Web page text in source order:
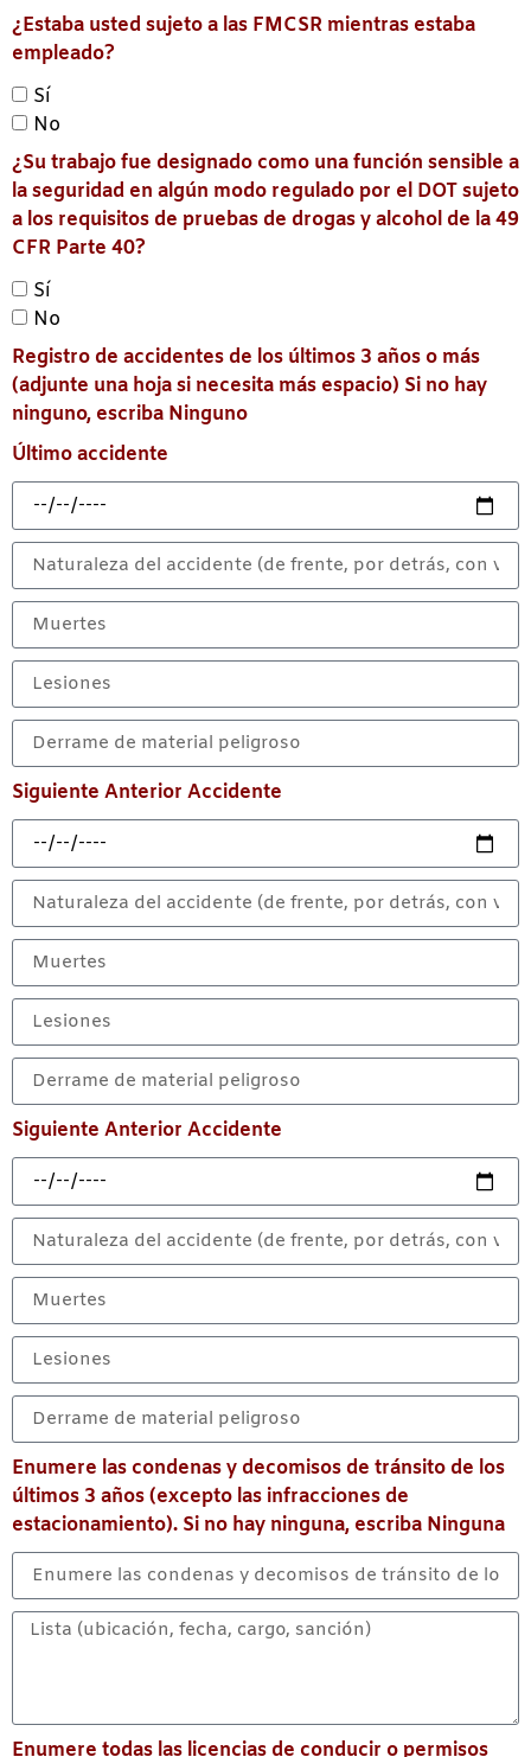
¿Estaba usted sujeto a las FMCSR mientras estaba
empleado?
Sí
No
¿Su trabajo fue designado como una función sensible a
la seguridad en algún modo regulado por el DOT sujeto
a los requisitos de pruebas de drogas y alcohol de la 49
CFR Parte 40?
Sí
No
Registro de accidentes de los últimos 3 años o más
(adjunte una hoja si necesita más espacio) Si no hay
ninguno, escriba Ninguno
Último accidente
Siguiente Anterior Accidente
Siguiente Anterior Accidente
Enumere las condenas y decomisos de tránsito de los
últimos 3 años (excepto las infracciones de
estacionamiento). Si no hay ninguna, escriba Ninguna
Enumere todas las licencias de conducir o permisos